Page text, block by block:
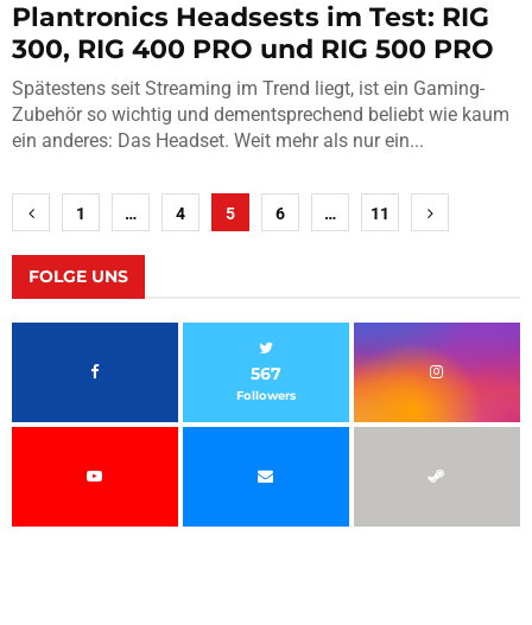
Plantronics Headsests im Test: RIG
300, RIG 400 PRO und RIG 500 PRO
Spätestens seit Streaming im Trend liegt, ist ein Gaming-
Zubehör so wichtig und dementsprechend beliebt wie kaum
ein anderes: Das Headset. Weit mehr als nur ein...
Seitennummerierung
der
Beiträge
1 … 4 5 6 … 11
FOLGE UNS
567
Followers